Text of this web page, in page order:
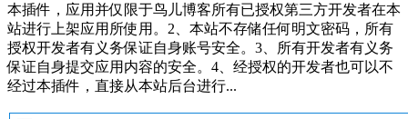
本插件，应用并仅限于鸟儿博客所有已授权第三方开发者在本
站进行上架应用所使用。2、本站不存储任何明文密码，所有
授权开发者有义务保证自身账号安全。3、所有开发者有义务
保证自身提交应用内容的安全。4、经授权的开发者也可以不
经过本插件，直接从本站后台进行...